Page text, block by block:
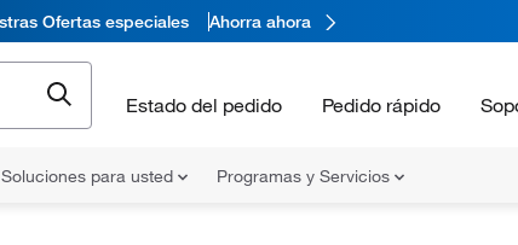
Ofertas especiales Ahorra ahora
Estado del pedido Pedido rápido
Soluciones para usted Programas y Servicios